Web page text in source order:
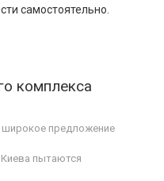
самостоятельно.
комплекса
широкое предложение
пытаются